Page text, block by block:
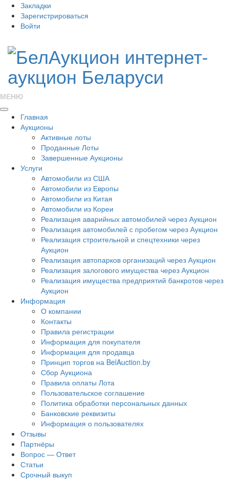
Закладки
Зарегистрироваться
Войти
МЕНЮ
Главная
Аукционы
Активные лоты
Проданные Лоты
Завершенные Аукционы
Услуги
Автомобили из США
Автомобили из Европы
Автомобили из Китая
Автомобили из Кореи
Реализация аварийных автомобилей через Аукцион
Реализация автомобилей с пробегом через Аукцион
Реализация строительной и спецтехники через
Аукцион
Реализация автопарков организаций через Аукцион
Реализация залогового имущества через Аукцион
Реализация имущества предприятий банкротов через
Аукцион
Информация
О компании
Контакты
Правила регистрации
Информация для покупателя
Информация для продавца
Принцип торгов на BelAuction.by
Сбор Аукциона
Правила оплаты Лота
Пользовательское соглашение
Политика обработки персональных данных
Банковские реквизиты
Информация о пользователях
Отзывы
Партнёры
Вопрос — Ответ
Статьи
Срочный выкуп